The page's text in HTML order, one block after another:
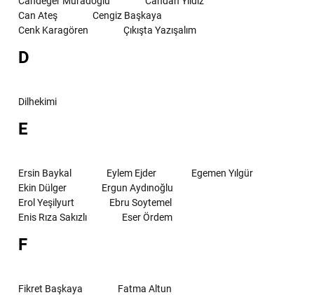
Can Ateş
Cengiz Başkaya
Cenk Karagören
Çıkışta Yazışalım
D
Dilhekimi
E
Ersin Baykal Eylem Ejder
Egemen Yılgür
Ekin Dülger
Ergun Aydınoğlu
Erol Yeşilyurt
Ebru Soytemel
Enis Rıza Sakızlı
Eser Ördem
F
Fikret Başkaya
Fatma Altun